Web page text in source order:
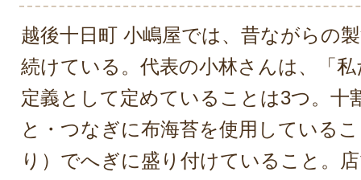
越後十日町 小嶋屋では、昔ながらの
続けている。代表の小林さんは、「
定義として定めていることは3つ。十
と・つなぎに布海苔を使用している
り）でへぎに盛り付けていること。